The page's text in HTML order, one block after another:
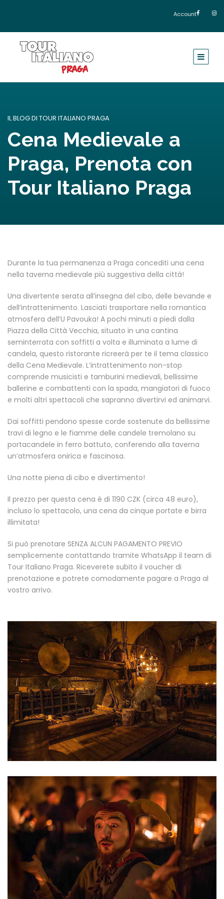
Account
IL BLOG DI TOUR ITALIANO PRAGA
Cena Medievale a
Praga, Prenota con
Tour Italiano Praga
Durante la tua permanenza a Praga concediti una cena
nella taverna medievale più suggestiva della città!
Una divertente serata all’insegna del cibo, delle bevande e
dell’intrattenimento. Lasciati trasportare nella romantica
atmosfera dell’U Pavouka! A pochi minuti a piedi dalla
Piazza della Città Vecchia, situato in una cantina
seminterrata con soffitti a volta e illuminata a lume di
candela, questo ristorante ricreerà per te il tema classico
della Cena Medievale. L’intrattenimento non-stop
comprende musicisti e tamburini medievali, bellissime
ballerine e combattenti con la spada, mangiatori di fuoco
e molti altri spettacoli che sapranno divertirvi ed animarvi.
Dai soffitti pendono spesse corde sostenute da bellissime
travi di legno e le fiamme delle candele tremolano su
portacandele in ferro battuto, conferendo alla taverna
un’atmosfera onirica e fascinosa.
Una notte piena di cibo e divertimento!
Il prezzo per questa cena è di 1190 CZK (circa 48 euro),
incluso lo spettacolo, una cena da cinque portate e birra
illimitata!
Si può prenotare SENZA ALCUN PAGAMENTO PREVIO
semplicemente contattando tramite WhatsApp il team di
Tour Italiano Praga. Riceverete subito il voucher di
prenotazione e potrete comodamente pagare a Praga al
vostro arrivo.